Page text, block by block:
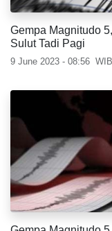
Gempa Magnitudo
Sulut Tadi Pagi
9 June 2023 - 08:56 WIB